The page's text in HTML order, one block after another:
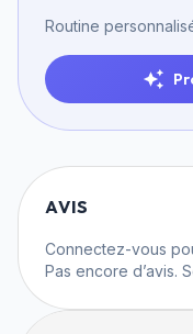
Routine
AVIS
Connectez-vous
Pas encore d’avis.